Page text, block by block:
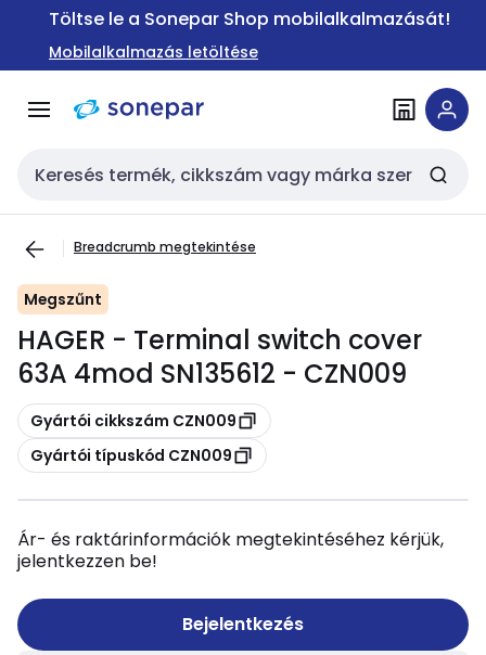
Ugrás a
Ugrás a
tartalomra
Töltse le a Sonepar Shop mobilalkalmazását!
Mobilalkalmazás letöltése
Keresési bemenet
Breadcrumb megtekintése
Megszűnt
HAGER - Terminal switch cover
63A 4mod SN135612 - CZN009
Másolás
Gyártói cikkszám CZN009
Másolás
Gyártói típuskód CZN009
Ár- és raktárinformációk megtekintéséhez kérjük,
jelentkezzen be!
Bejelentkezés